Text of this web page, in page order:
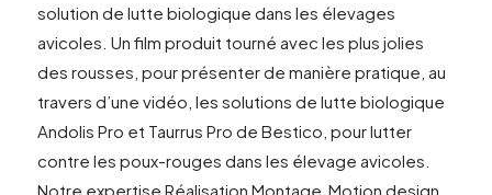
solution de lutte biologique dans les élevages
avicoles. Un film produit tourné avec les plus jolies
des rousses, pour présenter de manière pratique, au
travers d’une vidéo, les solutions de lutte biologique
Andolis Pro et Taurrus Pro de Bestico, pour lutter
contre les poux-rouges dans les élevage avicoles.
Notre expertise Réalisation Montage Motion design